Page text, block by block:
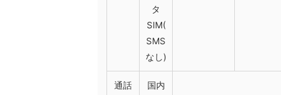
タ
SIM(
SMS
なし)
通話
国内